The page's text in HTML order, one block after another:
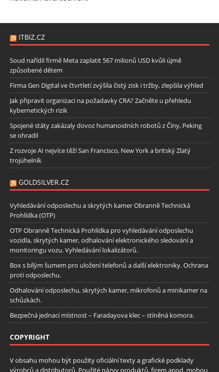
ITBIZ.CZ
Soud nařídil firmě Meta zaplatit 567 milionů USD kvůli újmě
způsobené dětem
Firma Gen Digital ve čtvrtletí zvýšila čistý zisk i tržby, zlepšila výhled
Jak připravit organizaci na požadavky CRA? Začněte u přehledu
kybernetických rizik
Spojené státy zakázaly dovoz humanoidních robotů z Číny, Peking
se ohradil
Z rozvoje AI nejvíce těží San Francisco, New York a britský Zlatý
trojúhelník
GOLDSILVER.CZ
Vyhledávání odposlechu a skrytých kamer Obranně Technická
Prohlídka (OTP)
OTP Obranně Technická Prohlídka pro vyhledávání odposlechu
vozidla, skrytých kamer, odhalování elektronického sledování a
monitoringu vozu. Vyhledávání lokalizátorů.
Box s bílým šumem pro uložení telefonů a další elektroniky. Ochrana
proti odposlechu.
Odhalování odposlechu, skrytých kamer, mikrofonů a minikamer na
schůzkách.
Bezpečná jednací místnost – Faradayova klec – stíněná komora.
COPYRIGHT
V obsahu mohou být použity oficiální texty a grafické podklady
výrobců a distributorů. Použité názvy produktů, firem apod. mohou